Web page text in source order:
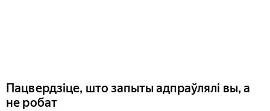
Пацвердзіце, што запыты адпраўлялі вы, а
не робат